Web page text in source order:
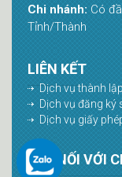
Chi nhánh: Có
Tỉnh/Thành
LIÊN KẾT
Dịch vụ thành
Dịch vụ đăng ký
Dịch vụ giấy
KẾT NỐI VỚI